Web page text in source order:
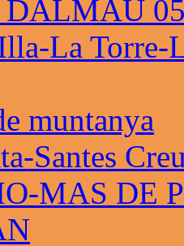
La Torre-
muntanya
Santes
MAS DE